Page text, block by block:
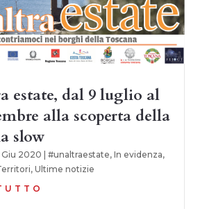
estate, dal 9 luglio al
alla scoperta della
slow
Giu 2020 #unaltraestate, In evidenza,
, Ultime notizie